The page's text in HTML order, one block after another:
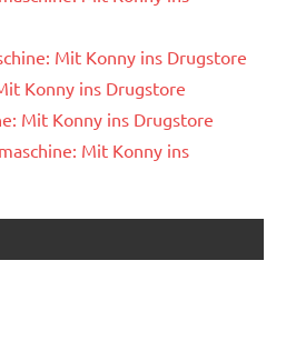
Mit Konny ins Drugstore
Konny ins Drugstore
Mit Konny ins Drugstore
Mit Konny ins